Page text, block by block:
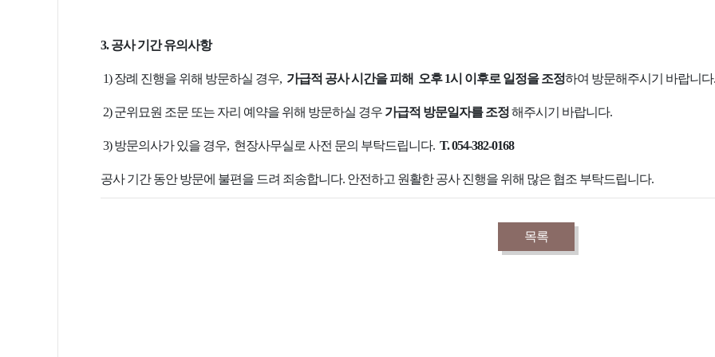
3. 공사 기간 유의사항
1)장례 진행을 위해 방문하실 경우, 가급적 공사 시간을 피해 오후 1시 이후로 일정을 조정하여 방문해주시기 바랍니다.
2)군위묘원 조문 또는 자리 예약을 위해 방문하실 경우 가급적 방문일자를 조정해주시기 바랍니다.
3) 방문의사가 있을 경우, 현장사무실로 사전 문의 부탁드립니다. T. 054-382-0168
공사 기간 동안 방문에 불편을 드려 죄송합니다. 안전하고 원활한 공사 진행을 위해 많은 협조 부탁드립니다.
목록